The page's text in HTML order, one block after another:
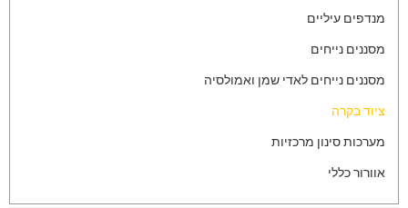
מנדפים עיליים
מסננים נייחים
מסננים נייחים לאדי שמן ואמולסיה
ציוד בקרה
מערכות סינון מרכזיות
אוורור כללי